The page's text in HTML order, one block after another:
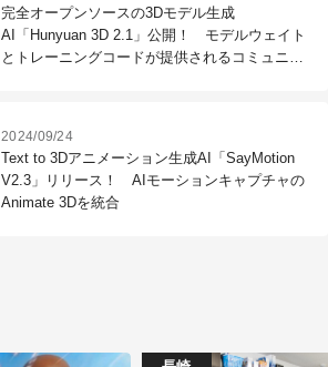
完全オープンソースの3Dモデル生成
AI「Hunyuan 3D 2.1」公開！ モデルウェイト
とトレーニングコードが提供されるコミュニテ
2024/09/24
Text to 3Dアニメーション生成AI「SayMotion
V2.3」リリース！ AIモーションキャプチャの
Animate 3Dを統合